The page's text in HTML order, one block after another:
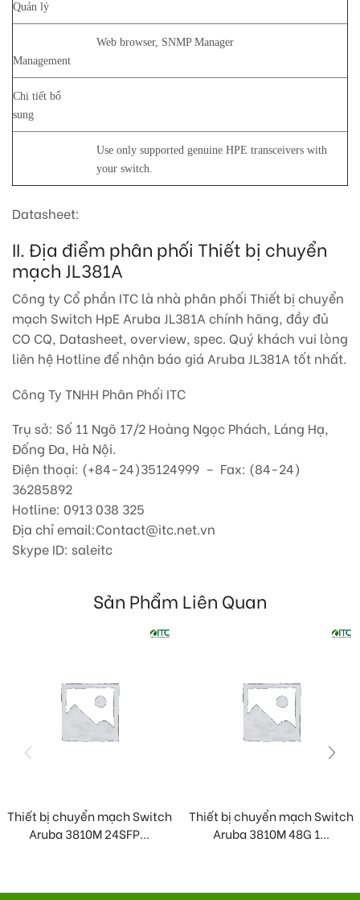
Quản lý
Management
Web browser, SNMP Manager
Chi tiết bổ
sung
Use only supported genuine HPE transceivers with
your switch.
Datasheet:
II. Địa điểm phân phối Thiết bị chuyển
mạch JL381A
Công ty Cổ phần ITC là nhà phân phối Thiết bị chuyển
mạch Switch HpE Aruba JL381A chính hãng, đầy đủ
CO CQ, Datasheet, overview, spec. Quý khách vui lòng
liên hệ Hotline để nhận báo giá Aruba JL381A tốt nhất.
Công Ty TNHH Phân Phối ITC
Trụ sở: Số 11 Ngõ 17/2 Hoàng Ngọc Phách, Láng Hạ,
Đống Đa, Hà Nội.
Điện thoại: (+84-24)35124999 – Fax: (84-24)
36285892
Hotline: 0913 038 325
Địa chỉ email:Contact@itc.net.vn
Skype ID: saleitc
Sản Phẩm Liên Quan
Thiết bị chuyển mạch Switch
Aruba 3810M 24SFP...
Thiết bị chuyển mạch Switch
Aruba 3810M 48G 1...